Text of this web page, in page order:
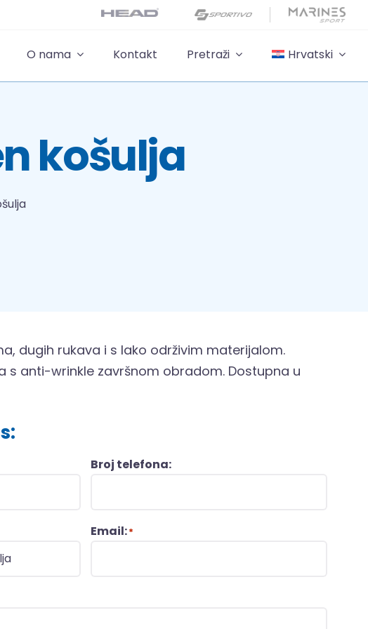
O nama Kontakt Pretraži Hrvatski
košulja
dugih rukava i s lako održivim materijalom.
s anti-wrinkle završnom obradom. Dostupna u
Broj telefona:
Email:*